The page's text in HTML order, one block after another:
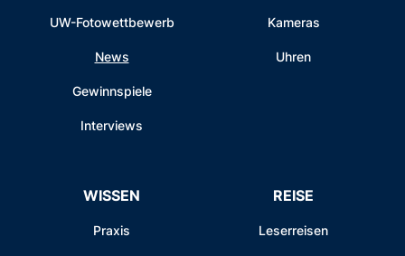
UW-Fotowettbewerb
News
Gewinnspiele
Interviews
Kameras
Uhren
WISSEN
Praxis
REISE
Leserreisen